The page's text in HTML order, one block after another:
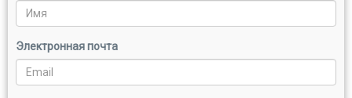
Электронная почта